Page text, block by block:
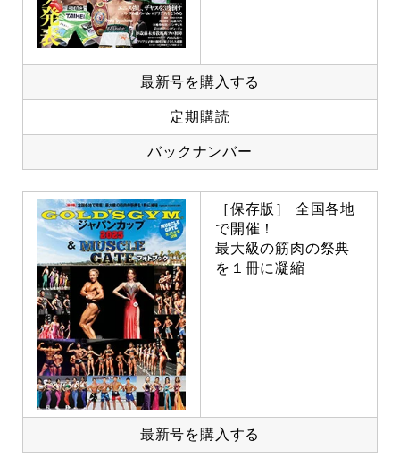
最新号を購入する
定期購読
バックナンバー
［保存版］ 全国各地
で開催！
最大級の筋肉の祭典
を１冊に凝縮
最新号を購入する